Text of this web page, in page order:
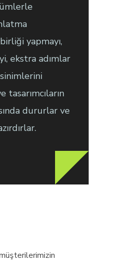
yapmayı,
ekstra adımlar
tasarımcıların
dururlar ve